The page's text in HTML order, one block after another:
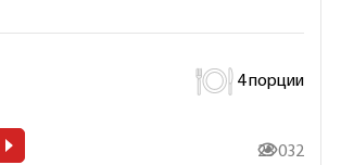
4 порции
23 032